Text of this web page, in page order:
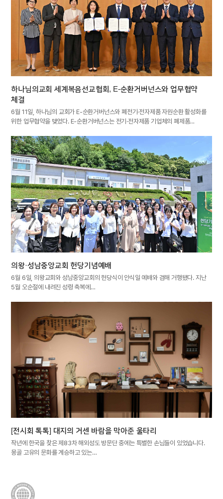
하나님의교회 세계복음선교협회, E-순환거버넌스와 업무협약
체결
6월 11일, 하나님의 교회가 E-순환거버넌스와 폐전기·전자제품 자원순환 활성화를
위한 업무협약을 맺었다. E-순환거버넌스는 전기·전자제품 기업체의 폐제품…
의왕·성남중앙교회 헌당기념예배
6월 6일, 의왕교회와 성남중앙교회의 헌당식이 안식일 예배와 겸해 거행됐다. 지난
5월 오순절에 내려진 성령 축복에…
[전시회 톡톡] 대지의 거센 바람을 막아준 울타리
작년에 한국을 찾은 제83차 해외성도 방문단 중에는 특별한 손님들이 있었습니다.
몽골 고유의 문화를 계승하고 있는…